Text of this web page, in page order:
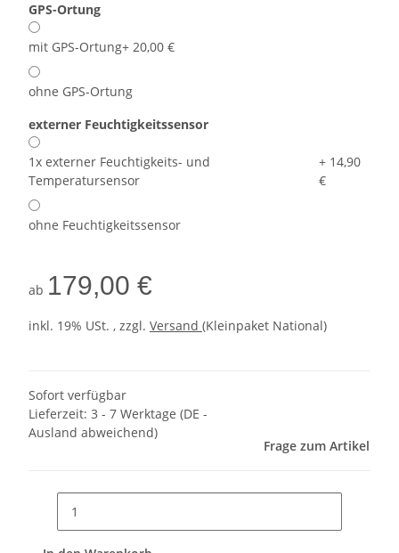
GPS-Ortung
mit GPS-Ortung+ 20,00 €
ohne GPS-Ortung
externer Feuchtigkeitssensor
1x externer Feuchtigkeits- und
Temperatursensor
+ 14,90
€
ohne Feuchtigkeitssensor
ab 179,00 €
inkl. 19% USt. , zzgl. Versand (Kleinpaket National)
Sofort verfügbar
Lieferzeit: 3 - 7 Werktage (DE -
Ausland abweichend)
Frage zum Artikel